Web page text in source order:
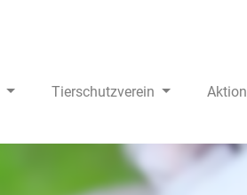
Tierschutzverein